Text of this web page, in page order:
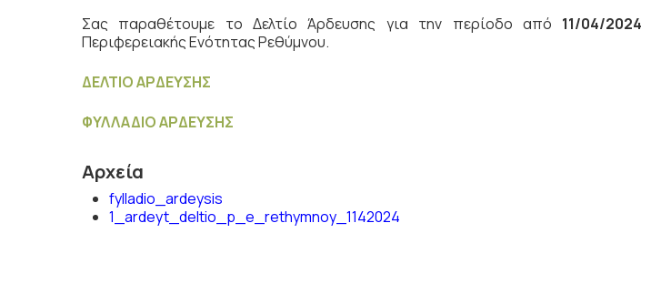
Σας παραθέτουμε το Δελτίο Άρδευσης για την περίοδο από 11/04/2024
Περιφερειακής Ενότητας Ρεθύμνου.
ΔΕΛΤΙΟ ΑΡΔΕΥΣΗΣ
ΦΥΛΛΑΔΙΟ ΑΡΔΕΥΣΗΣ
Αρχεία
fylladio_ardeysis
1_ardeyt_deltio_p_e_rethymnoy_1142024